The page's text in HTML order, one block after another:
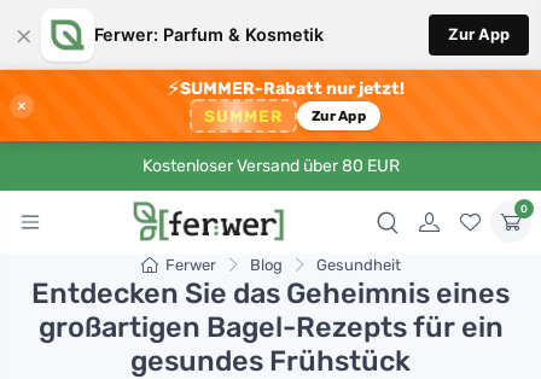
× Ferwer: Parfum & Kosmetik Zur App
×
⚡SUMMER-Rabatt nur jetzt!
SUMMER Zur App
Kostenloser Versand über 80 EUR
0
Ferwer Blog Gesundheit
Entdecken Sie das Geheimnis eines
großartigen Bagel-Rezepts für ein
gesundes Frühstück